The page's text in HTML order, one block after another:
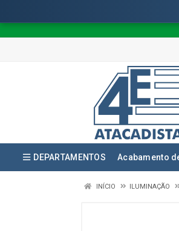
DEPARTAMENTOS Acabamento
INÍCIO ILUMINAÇÃO